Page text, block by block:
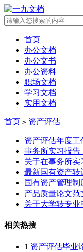
首页
办公文档
办公文书
办公资料
职场文档
学习文档
实用文档
首页 > 资产评估
资产评估年度工
事务所实习报告
关于在事务所实
最新国有资产转
国有资产管理制
产品质量论文范
关于大学转专业
相关热搜
1 资产评估毕业